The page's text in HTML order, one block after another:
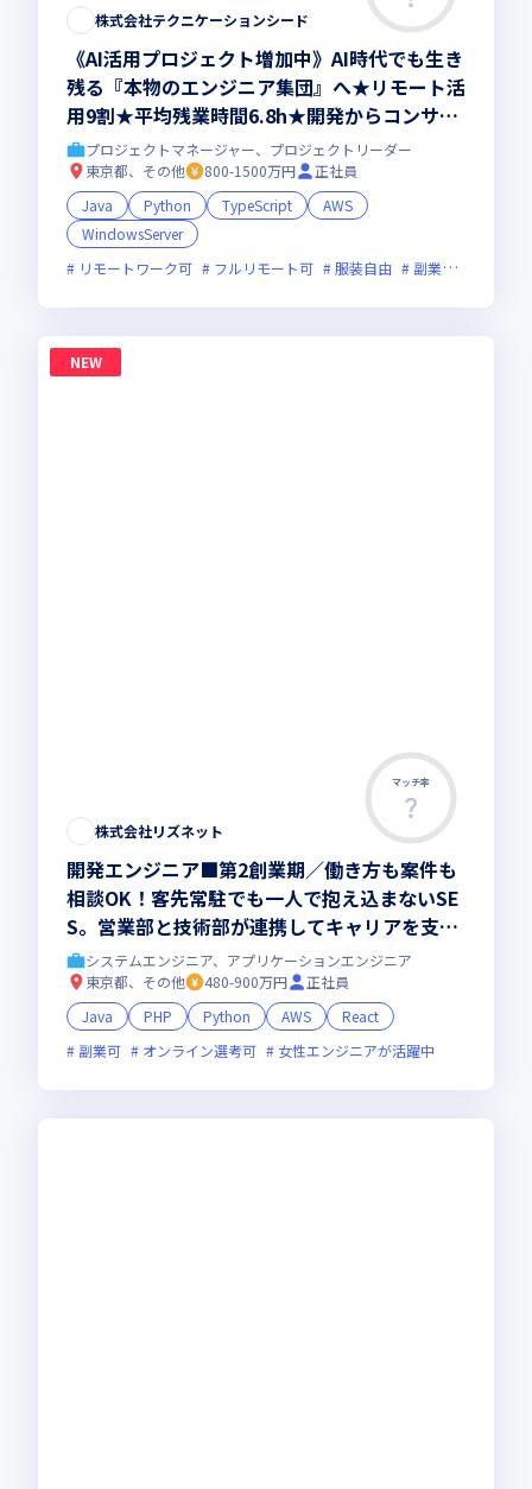
株式会社テクニケーションシード
《AI活用プロジェクト増加中》AI時代でも生き
残る『本物のエンジニア集団』へ★リモート活
用9割★平均残業時間6.8h★開発からコンサル
領域まで、一気通貫でキャリアを作りたいあな
たにオススメの環境です！
プロジェクトマネージャー、プロジェクトリーダー
東京都、その他
800-1500万円
正社員
Java
Python TypeScript
AWS
WindowsServer
リモートワーク可
フルリモート可 服装自由 副業可
NEW
マッチ率
株式会社リズネット
開発エンジニア■第2創業期／働き方も案件も
相談OK！客先常駐でも一人で抱え込まないSE
S。営業部と技術部が連携してキャリアを支
え、希望に合う案件で上流工程へも挑戦。202
8年売上10億円を目指す会社づくりにも関われ
る開発エンジニア
システムエンジニア、アプリケーションエンジニア
東京都、その他
480-900万円
正社員
Java
PHP Python AWS
React
副業可
オンライン選考可 女性エンジニアが活躍中